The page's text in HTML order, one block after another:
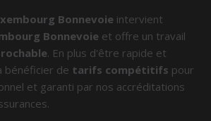
Bonnevoie intervient
Bonnevoie et offre un travail
. En plus d'être rapide et
bénéficier de tarifs compétitifs pour
et garanti par nos accréditations